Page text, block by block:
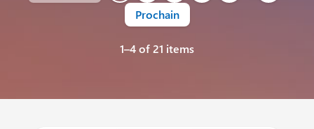
Prochain
1–4 of 21 items